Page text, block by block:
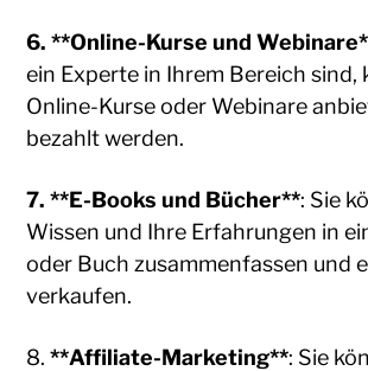
6. **Online-Kurse und
ein Experte in Ihrem Bereich sind,
Online-Kurse oder Webinare
bezahlt werden.
7. **E-Books und Bücher**: Sie
Wissen und Ihre Erfahrungen in
oder Buch zusammenfassen und
verkaufen.
8.**Affiliate-Marketing**: Sie